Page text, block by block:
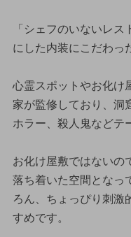
「シェフのいないレ
にした内装にこだわっ
心霊スポットやお化け
家が監修しており、洞
ホラー、殺人鬼などテ
お化け屋敷ではないの
落ち着いた空間となっ
ろん、ちょっぴり刺激
すめです。